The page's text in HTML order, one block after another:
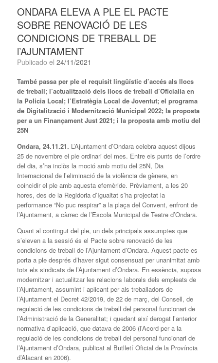
ONDARA ELEVA A PLE EL PACTE
SOBRE RENOVACIÓ DE LES
CONDICIONS DE TREBALL DE
l’AJUNTAMENT
Publicado el 24/11/2021
També passa per ple el requisit lingüístic d’accés als llocs
de treball; l’actualització dels llocs de treball d’Oficialia en
la Policia Local; l’Estratègia Local de Joventut; el programa
de Digitalització i Modernització Municipal 2022; la proposta
per a un Finançament Just 2021; i la proposta amb motiu del
25N
Ondara, 24.11.21. L’Ajuntament d’Ondara celebra aquest dijous
25 de novembre el ple ordinari del mes. Entre els punts de l’ordre
del dia, s’ha inclòs la moció amb motiu del 25N, Dia
Internacional de l’eliminació de la violència de gènere, en
coincidir el ple amb aquesta efemèride. Prèviament, a les 20
hores, des de la Regidoria d’Igualtat s’ha projectat la
performance “No puc respirar” a la plaça del Convent, enfront de
l’Ajuntament, a càrrec de l’Escola Municipal de Teatre d’Ondara.
Quant al contingut del ple, un dels principals assumptes que
s’eleven a la sessió és el Pacte sobre renovació de les
condicions de treball de l’Ajuntament d’Ondara. Aquest pacte es
porta a ple després d’haver sigut consensuat per unanimitat amb
tots els sindicats de l’Ajuntament d’Ondara. En essència, suposa
modernitzar i actualitzar les relacions laborals dels empleats de
l’Ajuntament, assumint i aplicant per als treballadors de
l’Ajuntament el Decret 42/2019, de 22 de març, del Consell, de
regulació de les condicions de treball del personal funcionari de
l’Administració de la Generalitat; i quedant així derogat l’anterior
normativa d’aplicació, que datava de 2006 (l’Acord per a la
regulació de les condicions de treball del personal funcionari de
l’Ajuntament d’Ondara, publicat al Butlletí Oficial de la Província
d’Alacant en 2006).